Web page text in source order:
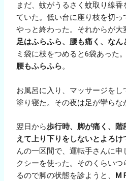
まだ、蚊がうるさく蚊取り線
ていた。低い台に座り枝を切っ
やっと終わった。それからが大
足はふらふら、腰も痛く、な
ミ袋に枝をつめると6袋あった
腰もふらふら。
お風呂に入り、マッサージを
塗り寝た。その夜は足が攣らな
翌日から歩行時、脚が痛く、
えて上り下りをしないとよろけ
んの一区間で、運転手さんに
クシーを使った。そのくらい
るので脚の状態を診ようと、 М